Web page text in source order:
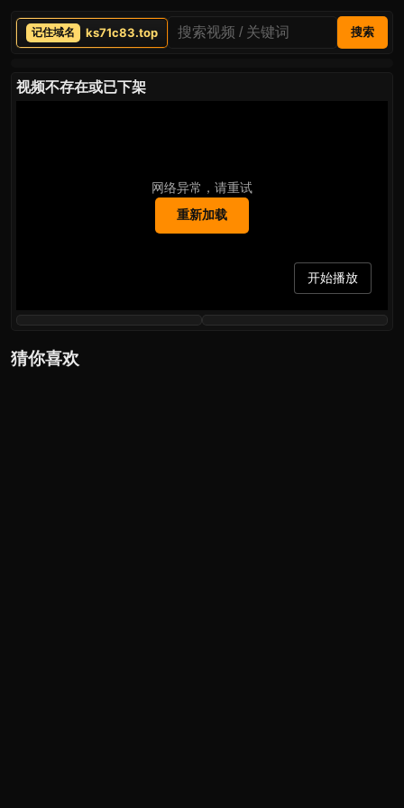
ks71c83.top 搜索
视频不存在或已下架
网络异常，请重试
重新加载
开始播放
猜你喜欢